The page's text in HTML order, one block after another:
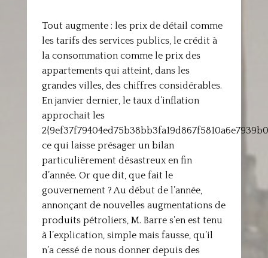
Tout augmente : les prix de détail comme
les tarifs des services publics, le crédit à
la consommation comme le prix des
appartements qui atteint, dans les
grandes villes, des chiffres considérables.
En janvier dernier, le taux d’inflation
approchait les
ce qui laisse présager un bilan
particulièrement désastreux en fin
d’année. Or que dit, que fait le
gouvernement ? Au début de l’année,
annonçant de nouvelles augmentations de
produits pétroliers, M. Barre s’en est tenu
à l’explication, simple mais fausse, qu’il
n’a cessé de nous donner depuis des